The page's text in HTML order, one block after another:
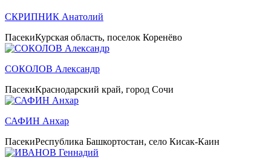
СКРИПНИК Анатолий
ПасекиКурская область, поселок Коренёво
СОКОЛОВ Александр
ПасекиКраснодарский край, город Сочи
САФИН Анхар
ПасекиРеспублика Башкортостан, село Кисак-Каин